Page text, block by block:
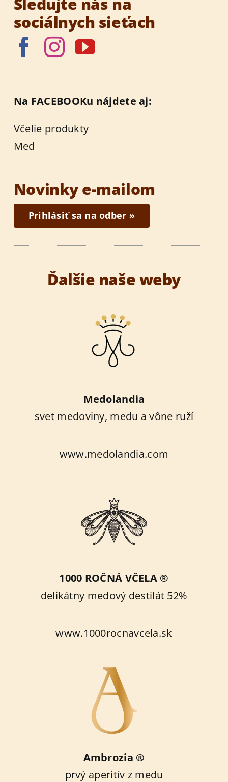
sociálnych sieťach
Na FACEBOOKu nájdete aj:
Včelie produkty
Med
Novinky e-mailom
Prihlásiť sa na odber »
Ďalšie naše weby
Medolandia
svet medoviny, medu a vône ruží
www.medolandia.com
1000 ROČNÁ VČELA ®
delikátny medový destilát 52%
www.1000rocnavcela.sk
Ambrozia ®
prvý aperitív z medu